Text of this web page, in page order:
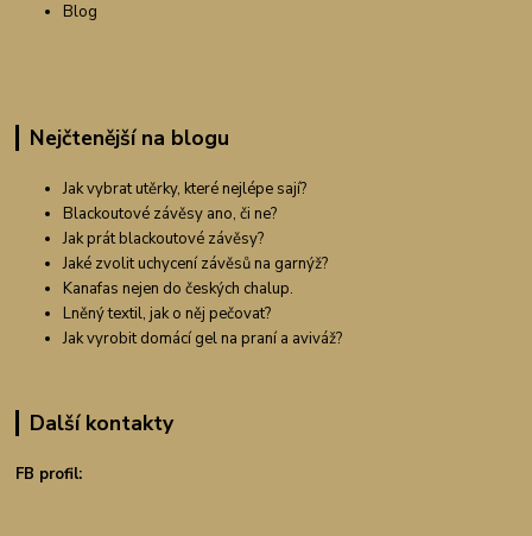
Blog
Nejčtenější na blogu
Jak vybrat utěrky, které nejlépe sají?
Blackoutové závěsy ano, či ne?
Jak prát blackoutové závěsy?
Jaké zvolit uchycení závěsů na garnýž?
Kanafas nejen do českých chalup.
Lněný textil, jak o něj pečovat?
Jak vyrobit domácí gel na praní a aviváž?
Další kontakty
FB profil: